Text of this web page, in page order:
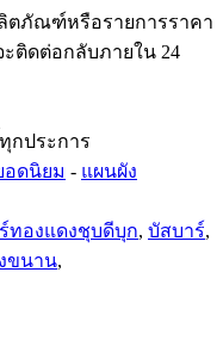
ตภัณฑ์หรือรายการราคา
ะติดต่อกลับภายใน 24
กประการ
อดนิยม - แผนผัง
ทองแดงชุบดีบุก, บัสบาร์,
ขนาน,